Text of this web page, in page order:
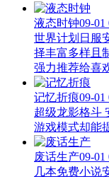
液态时钟09-01
世界计划日服
择丰富多样且
强力推荐给喜
记忆折痕09-01
超级龙影格斗
游戏模式却能
废话生产09-01
几本免费小说